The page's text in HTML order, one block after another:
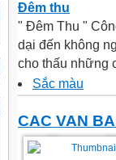
Đêm thu
" Đêm Thu "
dại đến không
cho thấu những
Sắc màu
CAC VAN